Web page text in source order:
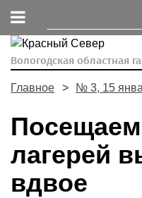
Вологодская областная
Главное № 3, 15
лагерей
вдвое